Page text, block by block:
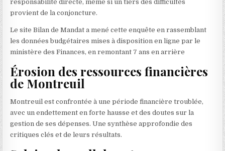
responsabilité directe, même si un tiers des difficultés
provient de la conjoncture.
Le site Bilan de Mandat a mené cette enquête en rassemblant
les données budgétaires mises à disposition en ligne par le
ministère des Finances, en remontant 7 ans en arrière
Érosion des ressources financières
de Montreuil
Montreuil est confrontée à une période financière troublée,
avec un endettement en forte hausse et des doutes sur la
gestion de ses dépenses. Une synthèse approfondie des
critiques clés et de leurs résultats.